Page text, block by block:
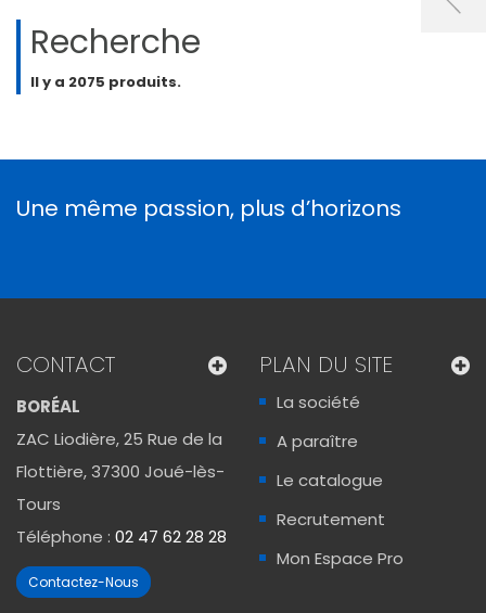
Recherche
Il y a 2075 produits.
Une même passion, plus d’horizons
CONTACT
BORÉAL
ZAC Liodière, 25 Rue de la
Flottière, 37300 Joué-lès-
Tours
Téléphone : 02 47 62 28 28
Contactez-Nous
PLAN DU SITE
La société
A paraître
Le catalogue
Recrutement
Mon Espace Pro